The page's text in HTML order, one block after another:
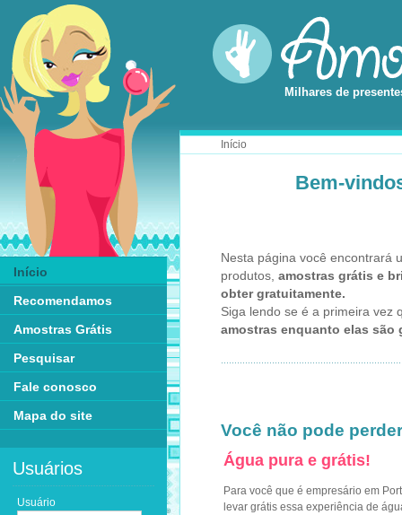
Milhares de
Início
Bem-
Nesta página você encontrará
produtos, amostras grátis e
obter gratuitamente.
Siga lendo se é a primeira vez
amostras enquanto elas são
Você não pode perder
Água pura e grátis!
Para você que é empresário em
levar grátis essa experiência de
Início
Recomendamos
Amostras Grátis
Pesquisar
Fale conosco
Mapa do site
Usuários
Usuário